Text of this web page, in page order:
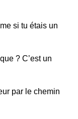
si tu étais un
? C’est un
par le chemin